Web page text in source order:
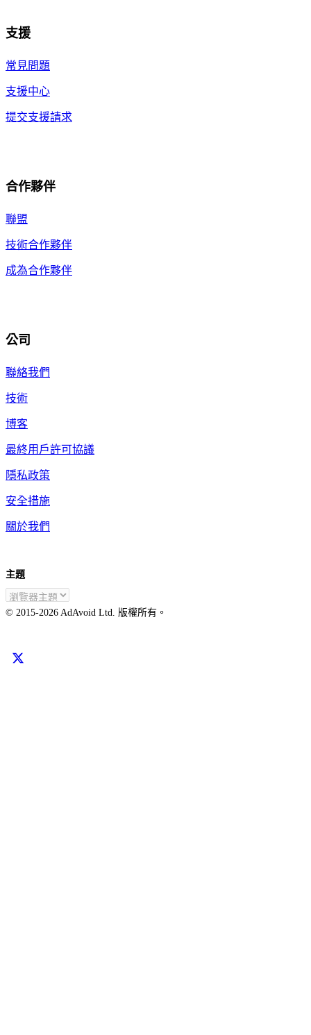
支援
常見問題
支援中心
提交支援請求
合作夥伴
聯盟
技術合作夥伴
成為合作夥伴
公司
聯絡我們
技術
博客
最終用戶許可協議
隱私政策
安全措施
關於我們
主題
© 2015-2026 AdAvoid Ltd. 版權所有。